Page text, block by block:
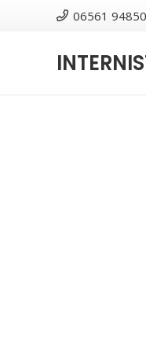
06561 94850